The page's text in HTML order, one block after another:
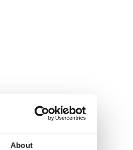
About